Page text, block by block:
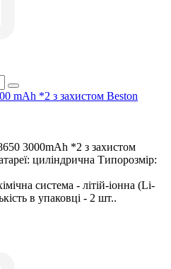
mAh *2 з захистом Beston
3000mAh *2 з захистом
циліндрична Типорозмір:
система - літій-іонна (Li-
в упаковці - 2 шт..